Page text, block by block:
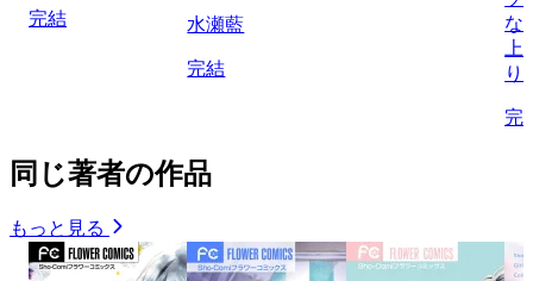
完結 水瀬藍
完結
な
り
完
同じ著者の作品
もっと見る